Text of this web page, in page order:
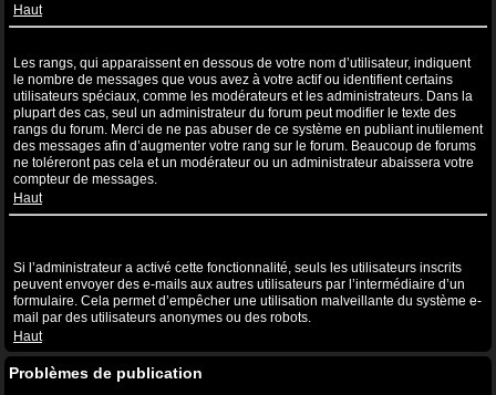
Haut
Les rangs, qui apparaissent en dessous de votre nom d’utilisateur, indiquent
le nombre de messages que vous avez à votre actif ou identifient certains
utilisateurs spéciaux, comme les modérateurs et les administrateurs. Dans la
plupart des cas, seul un administrateur du forum peut modifier le texte des
rangs du forum. Merci de ne pas abuser de ce système en publiant inutilement
des messages afin d’augmenter votre rang sur le forum. Beaucoup de forums
ne toléreront pas cela et un modérateur ou un administrateur abaissera votre
compteur de messages.
Haut
Si l’administrateur a activé cette fonctionnalité, seuls les utilisateurs inscrits
peuvent envoyer des e-mails aux autres utilisateurs par l’intermédiaire d’un
formulaire. Cela permet d’empêcher une utilisation malveillante du système e-
mail par des utilisateurs anonymes ou des robots.
Haut
Problèmes de publication